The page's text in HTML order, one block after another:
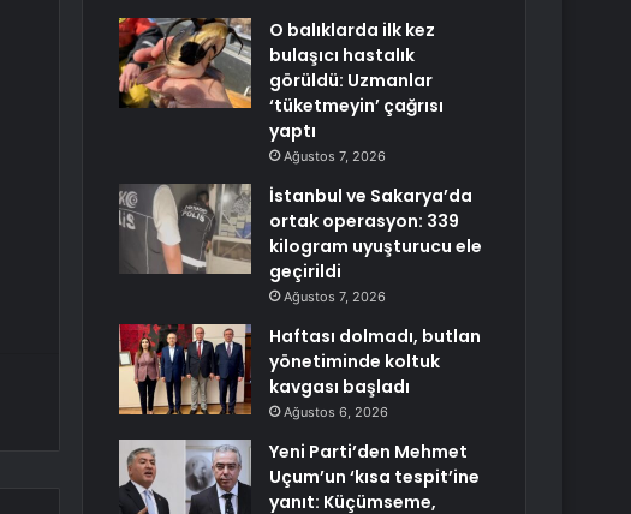
O balıklarda ilk kez
bulaşıcı hastalık
görüldü: Uzmanlar
‘tüketmeyin’ çağrısı
yaptı
Ağustos 7, 2026
İstanbul ve Sakarya’da
ortak operasyon: 339
kilogram uyuşturucu ele
geçirildi
Ağustos 7, 2026
Haftası dolmadı, butlan
yönetiminde koltuk
kavgası başladı
Ağustos 6, 2026
Yeni Parti’den Mehmet
Uçum’un ‘kısa tespit’ine
yanıt: Küçümseme,